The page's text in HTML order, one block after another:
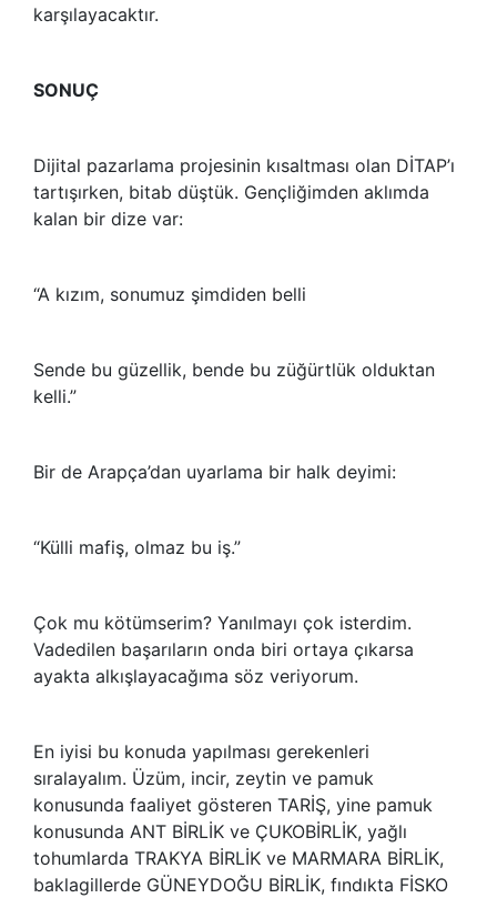
karşılayacaktır.
SONUÇ
Dijital pazarlama projesinin kısaltması olan DİTAP’ı
tartışırken, bitab düştük. Gençliğimden aklımda
kalan bir dize var:
“A kızım, sonumuz şimdiden belli
Sende bu güzellik, bende bu züğürtlük olduktan
kelli.”
Bir de Arapça’dan uyarlama bir halk deyimi:
“Külli mafiş, olmaz bu iş.”
Çok mu kötümserim? Yanılmayı çok isterdim.
Vadedilen başarıların onda biri ortaya çıkarsa
ayakta alkışlayacağıma söz veriyorum.
En iyisi bu konuda yapılması gerekenleri
sıralayalım. Üzüm, incir, zeytin ve pamuk
konusunda faaliyet gösteren TARİŞ, yine pamuk
konusunda ANT BİRLİK ve ÇUKOBİRLİK, yağlı
tohumlarda TRAKYA BİRLİK ve MARMARA BİRLİK,
baklagillerde GÜNEYDOĞU BİRLİK, fındıkta FİSKO